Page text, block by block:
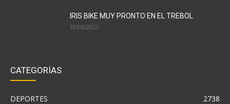
IRIS BIKE MUY PRONTO EN EL TREBOL
10/05/2023
CATEGORÍAS
DEPORTES
2738